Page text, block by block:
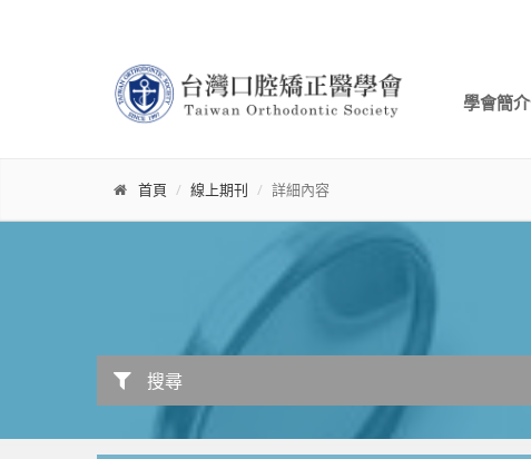
學會簡介
首頁 線上期刊 詳細內容
搜尋